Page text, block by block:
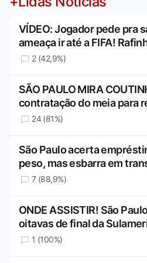
VÍDEO: Jogador pede pra
ameaça ir até a FIFA!
2 (42,9%)
SÃO PAULO MIRA
contratação do meia para
24 (81%)
São Paulo acerta
peso, mas esbarra em
7 (88,9%)
ONDE ASSISTIR! São
oitavas de final da
1 (100%)